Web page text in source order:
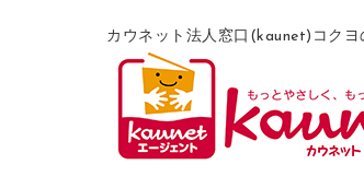
カウネット法人窓口(kaunet)コク